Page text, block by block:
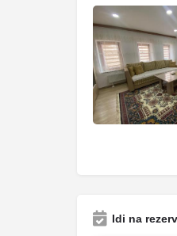
Idi na